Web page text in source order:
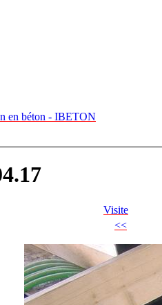
en béton - IBETON
Visite
<<